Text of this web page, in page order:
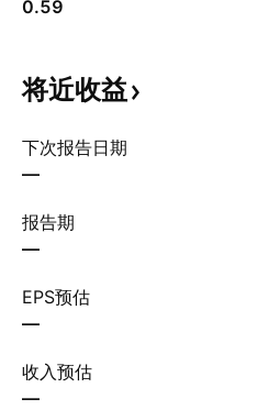
0.59
将近收益
下次报告日期
—
报告期
—
EPS预估
—
收入预估
—